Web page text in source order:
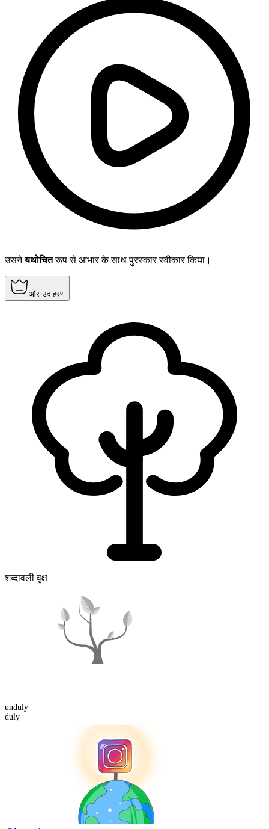
उसनेयथोचितरूप से आभार के साथ पुरस्कार स्वीकार किया।
और उदाहरण
शब्दावली वृक्ष
unduly
duly